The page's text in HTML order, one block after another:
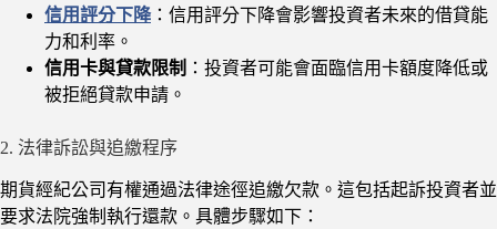
信用評分下降：信用評分下降會影響投資者未來的借貸能
力和利率。
信用卡與貸款限制 ：投資者可能會面臨信用卡額度降低或
被拒絕貸款申請。
2. 法律訴訟與追繳程序
期貨經紀公司有權通過法律途徑追繳欠款。這包括起訴投資者並
要求法院強制執行還款。具體步驟如下：